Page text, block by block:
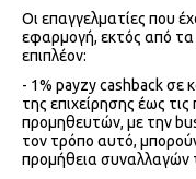
Οι επαγγελματίες που
εφαρμογή, εκτός από τα
επιπλέον:
- 1% payzy cashback σε
της επιχείρησης έως
προμηθευτών, με την
τον τρόπο αυτό,
προμήθεια συναλλαγών